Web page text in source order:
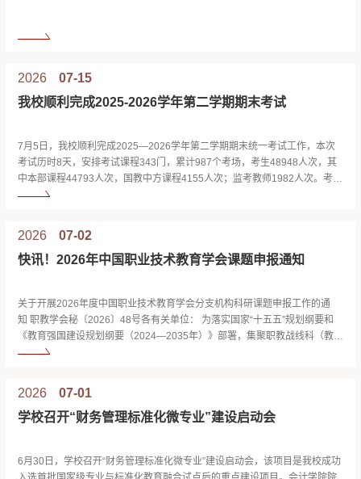
2026
07-15
我校顺利完成2025-2026学年第二学期期末考试
7月5日，我校顺利完成2025—2026学年第二学期期末统一考试工作，本次
考试历时8天，安排考试课程343门，累计987个考场，考生48948人次，其
中本部课程44793人次，国教中方课程4155人次；监考教师1982人次。考试
期间，校领导、数智融合与教育质量监测中心、教务处、学生工作处等相关
会议，...
2026
07-02
快讯！2026年中国职业技术教育学会课题申报通知
关于开展2026年度中国职业技术教育学会分支机构科研课题申报工作的通
知 职教学会秘〔2026〕48号各有关单位： 为落实国家“十五五”规划纲要和
《教育强国建设规划纲要（2024—2035年）》部署，集聚职教战线科（教）
研力量开展有组织的科研，根据《中国职业技术教育学会科研课题管理办
中...
2026
07-01
学校召开“财务管理标准化微专业”建设启动会
6月30日，学校召开“财务管理标准化微专业”建设启动会，该项目是我校成功